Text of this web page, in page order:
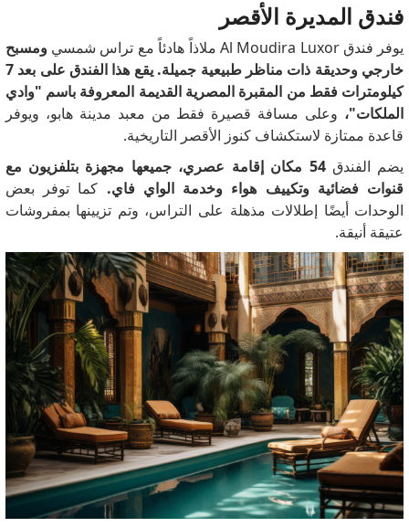
فندق المديرة الأقصر
يوفر فندق Al Moudira Luxor ملاذاً هادئاً مع تراس شمسي
ومسبح
خارجي وحديقة ذات مناظر طبيعية جميلة.
يقع هذا الفندق على بعد 7
كيلومترات فقط من المقبرة المصرية القديمة المعروفة باسم "وادي
الملكات"، وعلى مسافة قصيرة فقط من معبد مدينة هابو، ويوفر
قاعدة ممتازة لاستكشاف كنوز الأقصر التاريخية.
يضم الفندق
54 مكان إقامة عصري، جميعها مجهزة بتلفزيون مع
قنوات فضائية وتكييف هواء وخدمة الواي فاي. كما توفر بعض
الوحدات أيضًا إطلالات مذهلة على التراس، وتم تزيينها بمفروشات
عتيقة أنيقة.